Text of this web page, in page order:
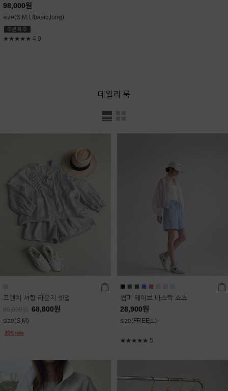
98,000원
size(S,M,L/basic,long)
★★★★★ 4.9
데일리 룩
프렌치 셔링 라운지 셋업
86,000 68,800원
size(S,M)
썸머 웨이브 바스락 쇼츠
28,900원
size(FREE,L)
★★★★★ 5